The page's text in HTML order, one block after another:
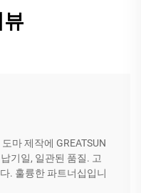
마 제작에 GREATSUN
기일, 일관된 품질. 고
. 훌륭한 파트너십입니